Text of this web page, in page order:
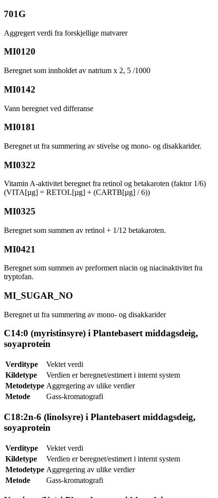
701G
Aggregert verdi fra forskjellige matvarer
MI0120
Beregnet som innholdet av natrium x 2, 5 /1000
MI0142
Vann beregnet ved differanse
MI0181
Beregnet ut fra summering av stivelse og mono- og disakkarider.
MI0322
Vitamin A-aktivitet beregnet fra retinol og betakaroten (faktor 1/6)
(VITA[µg] = RETOL[µg] + (CARTB[µg] / 6))
MI0325
Beregnet som summen av retinol + 1/12 betakaroten.
MI0421
Beregnet som summen av preformert niacin og niacinaktivitet fra
tryptofan.
MI_SUGAR_NO
Beregnet ut fra summering av mono- og disakkarider
C14:0 (myristinsyre) i Plantebasert middagsdeig,
soyaprotein
Verditype
Vektet verdi
Kildetype
Verdien er beregnet/estimert i internt system
Metodetype Aggregering av ulike verdier
Metode
Gass-kromatografi
C18:2n-6 (linolsyre) i Plantebasert middagsdeig,
soyaprotein
Verditype
Vektet verdi
Kildetype
Verdien er beregnet/estimert i internt system
Metodetype Aggregering av ulike verdier
Metode
Gass-kromatografi